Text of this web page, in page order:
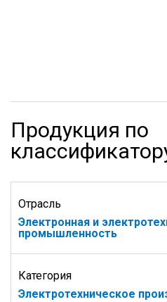
Продукция по
Отрасль
Электронная и
промышленность
Категория
Электротехническое